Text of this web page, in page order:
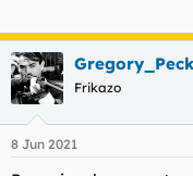
Gregory_Peck
Frikazo
8 Jun 2021